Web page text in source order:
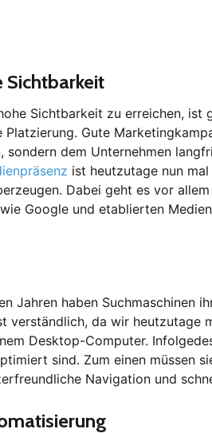
Sichtbarkeit
Sichtbarkeit zu erreichen, ist
Platzierung. Gute
sondern dem Unternehmen
ist heutzutage nun
Dabei geht es vor
Google und etablierten
Jahren haben Suchmaschinen
verständlich, da wir heutzutage
Desktop-Computer.
sind. Zum einen müssen
Navigation und